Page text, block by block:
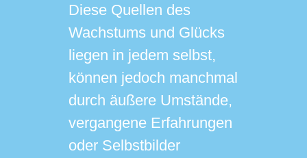
Diese Quellen des
Wachstums und Glücks
liegen in jedem selbst,
können jedoch manchmal
durch äußere Umstände,
vergangene Erfahrungen
oder Selbstbilder